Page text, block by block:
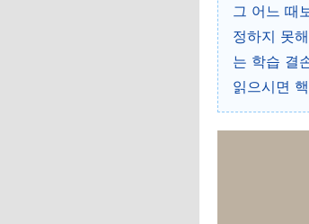
그 어느 때
정하지 못
는 학습 결
읽으시면